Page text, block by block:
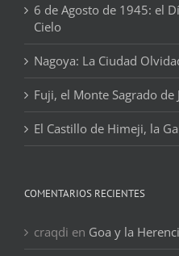
6 de Agosto de 1945: el
Cielo
Nagoya: La Ciudad
Fuji, el Monte Sagrado de
El Castillo de Himeji, la
COMENTARIOS RECIENTES
craqdi en Goa y la